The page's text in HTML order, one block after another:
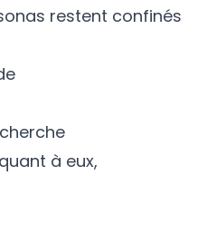
restent confinés
à eux,